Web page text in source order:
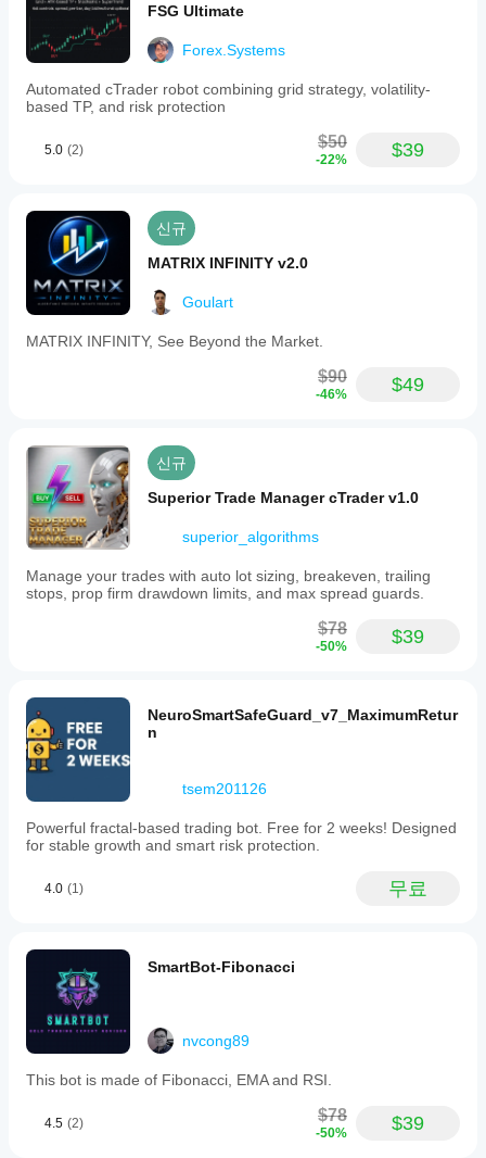
FSG Ultimate
Forex.Systems
Automated cTrader robot combining grid strategy, volatility-
based TP, and risk protection
5.0 (2) $50
-22% $39
신규
MATRIX INFINITY v2.0
Goulart
MATRIX INFINITY, See Beyond the Market.
$90
-46% $49
신규
Superior Trade Manager cTrader v1.0
superior_algorithms
Manage your trades with auto lot sizing, breakeven, trailing
stops, prop firm drawdown limits, and max spread guards.
$78
-50% $39
NeuroSmartSafeGuard_v7_MaximumRetur
n
tsem201126
Powerful fractal-based trading bot. Free for 2 weeks! Designed
for stable growth and smart risk protection.
4.0 (1) 무료
SmartBot-Fibonacci
nvcong89
This bot is made of Fibonacci, EMA and RSI.
4.5 (2) $78
-50% $39